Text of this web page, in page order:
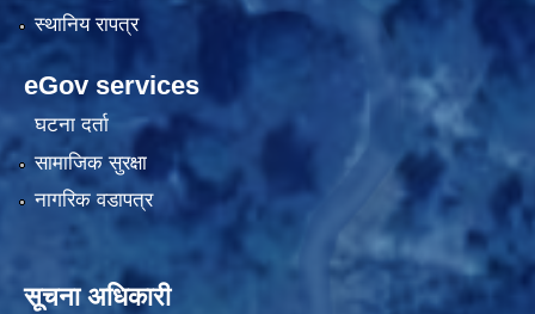
स्थानिय रापत्र
eGov services
घटना दर्ता
सामाजिक सुरक्षा
नागरिक वडापत्र
सूचना अधिकारी